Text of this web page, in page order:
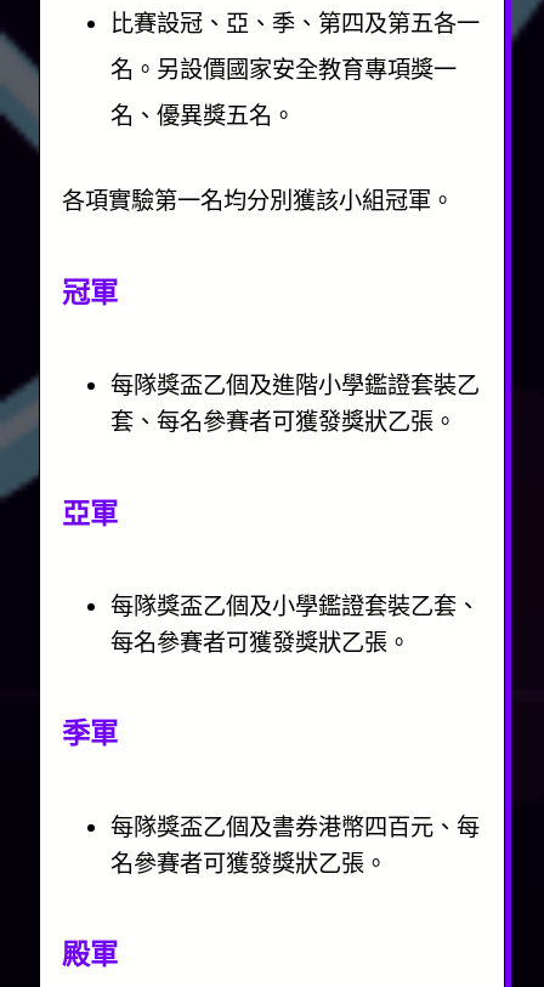
比賽設冠、亞、季、第四及第五各一
名。另設價國家安全教育專項獎一
名、優異獎五名。
各項實驗第一名均分別獲該小組冠軍。
冠軍
每隊獎盃乙個及進階小學鑑證套裝乙
套、每名參賽者可獲發獎狀乙張。
亞軍
每隊獎盃乙個及小學鑑證套裝乙套、
每名參賽者可獲發獎狀乙張。
季軍
每隊獎盃乙個及書券港幣四百元、每
名參賽者可獲發獎狀乙張。
殿軍